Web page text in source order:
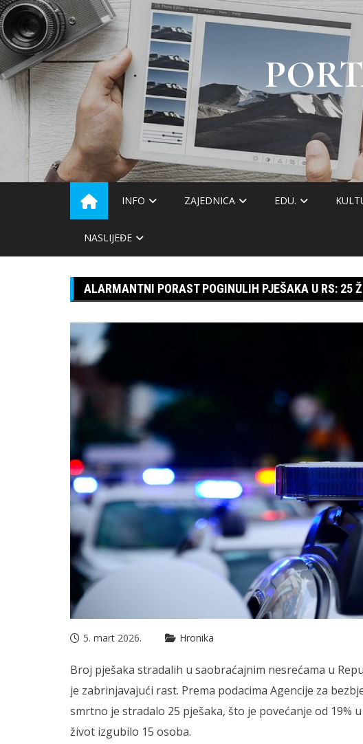
Skip
to
content
INFO ZAJEDNICA EDU.
NASLIJEĐE
ALARMANTNI PORAST POGINULIH PJEŠAKA U RS: 25
5. mart 2026. Hronika
Broj pješaka stradalih u saobraćajnim nesrećama u
je zabrinjavajući rast. Prema podacima Agencije za
smrtno je stradalo 25 pješaka, što je povećanje od 19%
život izgubilo 15 osoba.